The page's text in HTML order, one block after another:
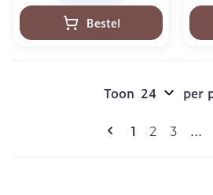
Bestel
U lees
1 Pagina
2 Pagina
3 ...
Toon per